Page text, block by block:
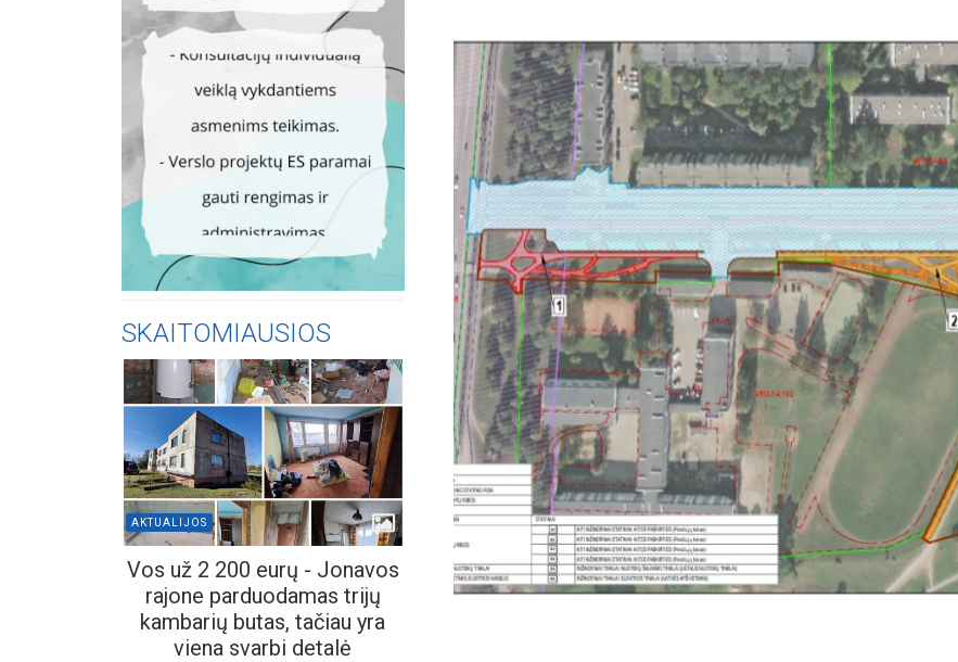
SKAITOMIAUSIOS
AKTUALIJOS
Vos už 2 200 eurų - Jonavos
rajone parduodamas trijų
kambarių butas, tačiau yra
viena svarbi detalė